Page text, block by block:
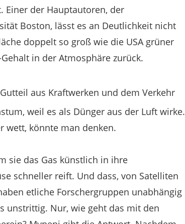
Einer der Hauptautoren, der
Boston, lässt es an Deutlichkeit nicht
doppelt so groß wie die USA grüner
in der Atmosphäre zurück.
aus Kraftwerken und dem Verkehr
weil es als Dünger aus der Luft wirke.
wett, könnte man denken.
sie das Gas künstlich in ihre
schneller reift. Und dass, von Satelliten
etliche Forschergruppen unabhängig
unstrittig. Nur, wie geht das mit den